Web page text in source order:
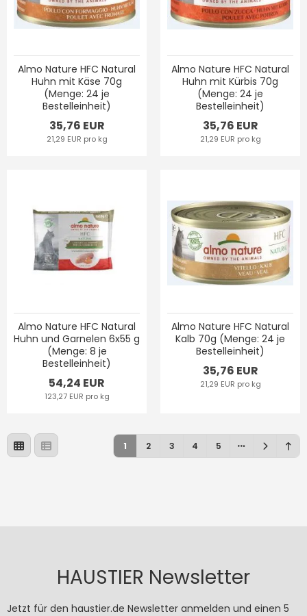
Almo Nature HFC Natural
Huhn mit Käse 70g
(Menge: 24 je
Bestelleinheit)
35,76 EUR
21,29 EUR pro kg
Almo Nature HFC Natural
Huhn mit Kürbis 70g
(Menge: 24 je
Bestelleinheit)
35,76 EUR
21,29 EUR pro kg
Almo Nature HFC Natural
Huhn und Garnelen 6x55 g
(Menge: 8 je
Bestelleinheit)
54,24 EUR
123,27 EUR pro kg
Almo Nature HFC Natural
Kalb 70g (Menge: 24 je
Bestelleinheit)
35,76 EUR
21,29 EUR pro kg
1 2 3 4 5
HAUSTIER Newsletter
Jetzt für den haustier.de Newsletter anmelden und einen 5